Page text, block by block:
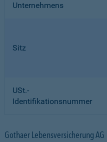
Unternehmens
Sitz
USt.-
Identifikationsnummer
Gothaer Lebensversicherung AG